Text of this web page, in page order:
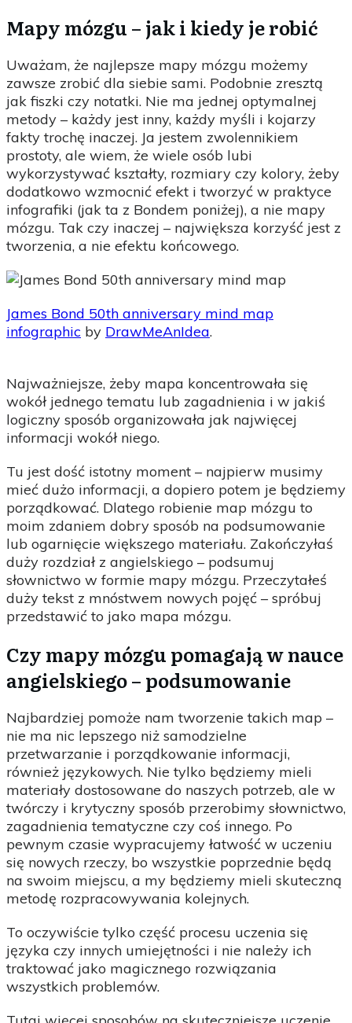
Mapy mózgu – jak i kiedy je robić
Uważam, że najlepsze mapy mózgu możemy
zawsze zrobić dla siebie sami. Podobnie zresztą
jak fiszki czy notatki. Nie ma jednej optymalnej
metody – każdy jest inny, każdy myśli i kojarzy
fakty trochę inaczej. Ja jestem zwolennikiem
prostoty, ale wiem, że wiele osób lubi
wykorzystywać kształty, rozmiary czy kolory, żeby
dodatkowo wzmocnić efekt i tworzyć w praktyce
infografiki (jak ta z Bondem poniżej), a nie mapy
mózgu. Tak czy inaczej – największa korzyść jest z
tworzenia, a nie efektu końcowego.
James Bond 50th anniversary mind map
infographic by DrawMeAnIdea.
Najważniejsze, żeby mapa koncentrowała się
wokół jednego tematu lub zagadnienia i w jakiś
logiczny sposób organizowała jak najwięcej
informacji wokół niego.
Tu jest dość istotny moment – najpierw musimy
mieć dużo informacji, a dopiero potem je będziemy
porządkować. Dlatego robienie map mózgu to
moim zdaniem dobry sposób na podsumowanie
lub ogarnięcie większego materiału. Zakończyłaś
duży rozdział z angielskiego – podsumuj
słownictwo w formie mapy mózgu. Przeczytałeś
duży tekst z mnóstwem nowych pojęć – spróbuj
przedstawić to jako mapa mózgu.
Czy mapy mózgu pomagają w nauce
angielskiego – podsumowanie
Najbardziej pomoże nam tworzenie takich map –
nie ma nic lepszego niż samodzielne
przetwarzanie i porządkowanie informacji,
również językowych. Nie tylko będziemy mieli
materiały dostosowane do naszych potrzeb, ale w
twórczy i krytyczny sposób przerobimy słownictwo,
zagadnienia tematyczne czy coś innego. Po
pewnym czasie wypracujemy łatwość w uczeniu
się nowych rzeczy, bo wszystkie poprzednie będą
na swoim miejscu, a my będziemy mieli skuteczną
metodę rozpracowywania kolejnych.
To oczywiście tylko część procesu uczenia się
języka czy innych umiejętności i nie należy ich
traktować jako magicznego rozwiązania
wszystkich problemów.